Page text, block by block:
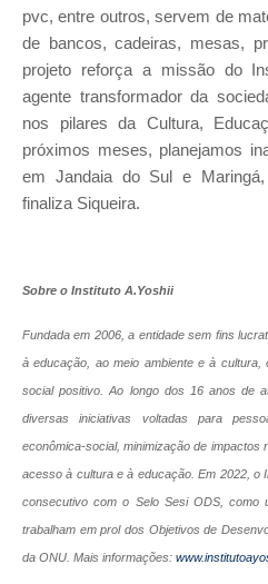
pvc, entre outros, servem de
de bancos, cadeiras, mesas,
projeto reforça a missão do
agente transformador da
nos pilares da Cultura,
próximos meses, planejamos
em Jandaia do Sul e Maringá,
finaliza Siqueira.
Sobre o Instituto A.Yoshii
Fundada em 2006, a entidade sem fins
à educação, ao meio ambiente e à
social positivo. Ao longo dos 16 anos de
diversas iniciativas voltadas para
econômica-social, minimização de impactos
acesso à cultura e à educação. Em 2022, o
consecutivo com o Selo Sesi ODS, como
trabalham em prol dos Objetivos de
da ONU. Mais informações: